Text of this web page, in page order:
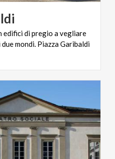
edifici di pregio a vegliare
mondi. Piazza Garibaldi